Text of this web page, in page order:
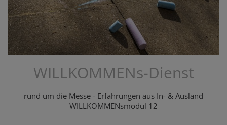
WILLKOMMENs-Dienst
rund um die Messe - Erfahrungen aus In- & Ausland
WILLKOMMENsmodul 12